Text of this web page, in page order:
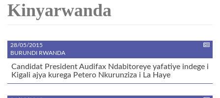
Kinyarwanda
28/05/2015
BURUNDI RWANDA
Candidat President Audifax Ndabitoreye yafatiye indege i
Kigali ajya kurega Petero Nkurunziza i La Haye